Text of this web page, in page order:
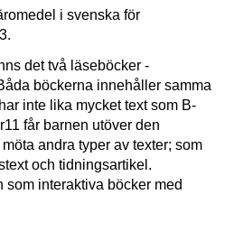
i svenska för
det två läseböcker -
böckerna innehåller samma
inte lika mycket text som B-
får barnen utöver den
andra typer av texter; som
och tidningsartikel.
som interaktiva böcker med